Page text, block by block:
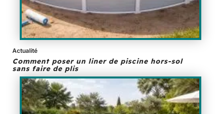
Actualité
Comment poser un liner de piscine hors-sol
sans faire de plis